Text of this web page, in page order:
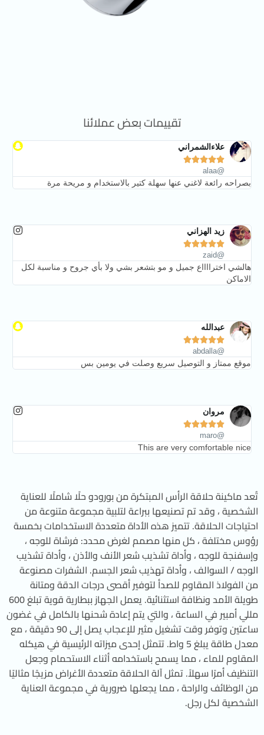
تقييمات بعض عملائنا
علاءالشمراني





@alaa
بصراحه رائعة لاغني عنها سهلة كتير بالاستخدام و مريحة مرة
زيد الهزاني





@zaid
هالشي اخترااااع جميل و مو بتشعر بشي ولا بأي جروح و مناسبة لكل
الاماكن
عبدالله





@abdalla
موقع ممتاز و التوصيل سريع وصلت في يومين بس
مروان





@maro
This are very comfortable nice
تُعد ماكينة حلاقة الرأس المبتكرة من بورودو حلًا شاملًا للعناية
الشخصية ، وقد تم تصنيعها ببراعة لتلبية مجموعة متنوعة من
احتياجات الحلاقة. تتميز هذه الأداة متعددة الاستخدامات بخمسة
رؤوس مختلفة ، كل منها مصمم لغرض محدد: فرشاة للوجه ،
وإسفنجة للوجه ، وأداة تشذيب شعر الأنف والأذن ، وأداة تشذيب
الوجه / السوالف ، وأداة تهذيب شعر الجسم. الشفرات مصنوعة
من الفولاذ المقاوم للصدأ لتوفير أقصى درجات الدقة ومتانة
طويلة الأمد ونظافة استثنائية. يعمل الجهاز ببطارية قوية تبلغ 600
مللي أمبير في الساعة ، والتي يتم إعادة شحنها بالكامل في غضون
ساعتين وتوفر وقت تشغيل مثير للإعجاب يصل إلى 90 دقيقة ، مع
معدل طاقة يبلغ 5 واط. تتمثل إحدى ميزاته الرئيسية في هيكله
المقاوم للماء ، مما يسمح باستخدامه أثناء الاستحمام وجعل
التنظيف أمرًا سهلاً. تمثل آلة الحلاقة متعددة الأغراض مزيجًا مثاليًا
من الوظائف والراحة ، مما يجعلها ضرورية في مجموعة العناية
الشخصية لكل رجل.